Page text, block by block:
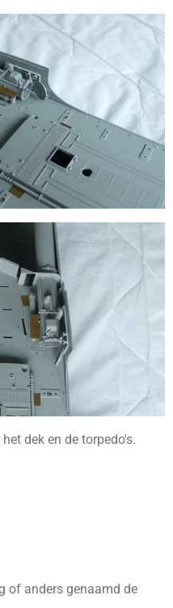
dek en de torpedo's.
of anders genaamd de